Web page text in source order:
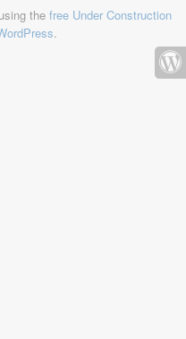
the free Under Construction
.